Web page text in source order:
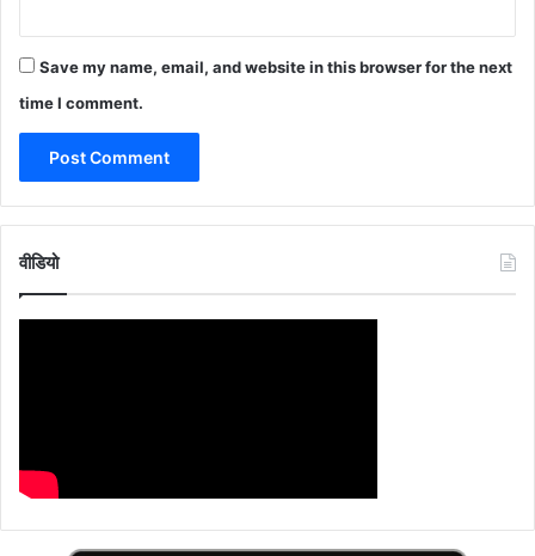
Save my name, email, and website in this browser for the next
time I comment.
वीडियो